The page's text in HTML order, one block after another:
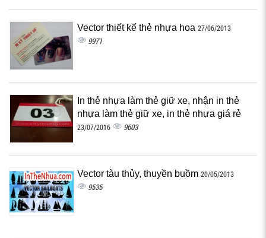
Vector thiết kế thẻ nhựa hoa 27/06/2013
9971
In thẻ nhựa làm thẻ giữ xe, nhận in thẻ
nhựa làm thẻ giữ xe, in thẻ nhựa giá rẻ
23/07/2016 9603
Vector tàu thủy, thuyền buồm 20/05/2013
9535